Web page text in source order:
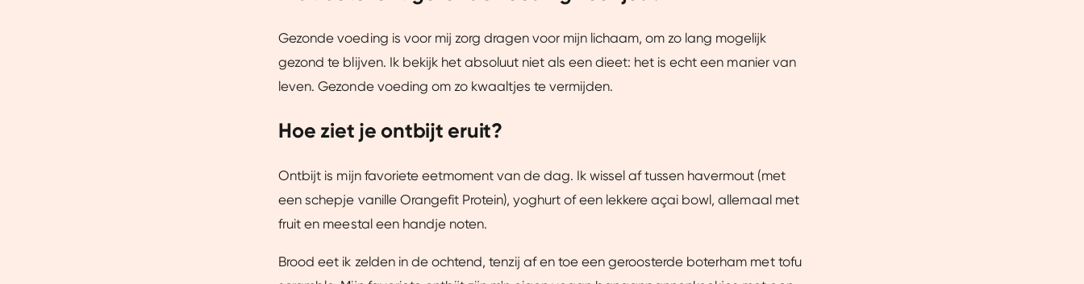
Gezonde voeding is voor mij zorg dragen voor mijn lichaam, om zo lang mogelijk
gezond te blijven. Ik bekijk het absoluut niet als een dieet: het is echt een manier van
leven. Gezonde voeding om zo kwaaltjes te vermijden.
Hoe ziet je ontbijt eruit?
Ontbijt is mijn favoriete eetmoment van de dag. Ik wissel af tussen havermout (met
een schepje vanille Orangefit Protein), yoghurt of een lekkere açai bowl, allemaal met
fruit en meestal een handje noten.
Brood eet ik zelden in de ochtend, tenzij af en toe een geroosterde boterham met tofu